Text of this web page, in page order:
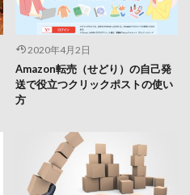
2020年4月2日
Amazon転売（せどり）の自己発
送で役立つクリックポストの使い
方